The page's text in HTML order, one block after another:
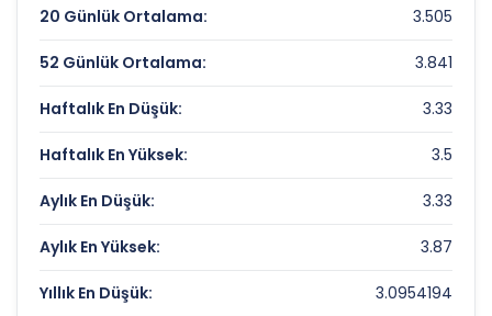
20 Günlük Ortalama: 3.505
52 Günlük Ortalama: 3.841
Haftalık En Düşük: 3.33
Haftalık En Yüksek: 3.5
Aylık En Düşük: 3.33
Aylık En Yüksek: 3.87
Yıllık En Düşük: 3.0954194